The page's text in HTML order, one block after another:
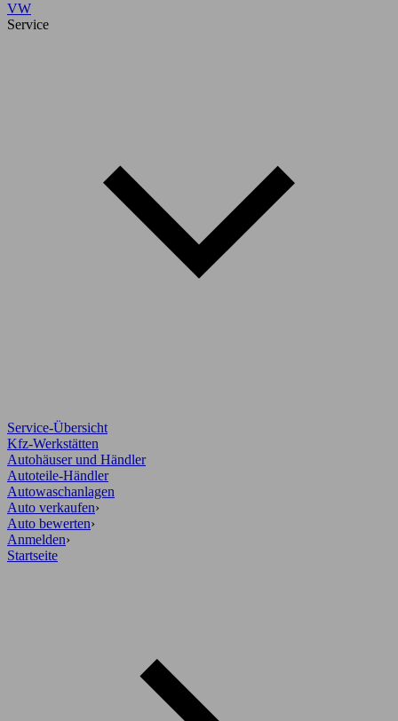
VW
Service
Service-Übersicht
Kfz-Werkstätten
Autohäuser und Händler
Autoteile-Händler
Autowaschanlagen
Auto verkaufen›
Auto bewerten›
Anmelden›
Startseite